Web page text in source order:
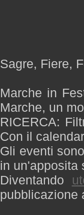
Sagre, Fiere,
Marche in
Marche, un
RICERCA:
Con il
Gli eventi
in un'apposita
Diventando
pubblicazione